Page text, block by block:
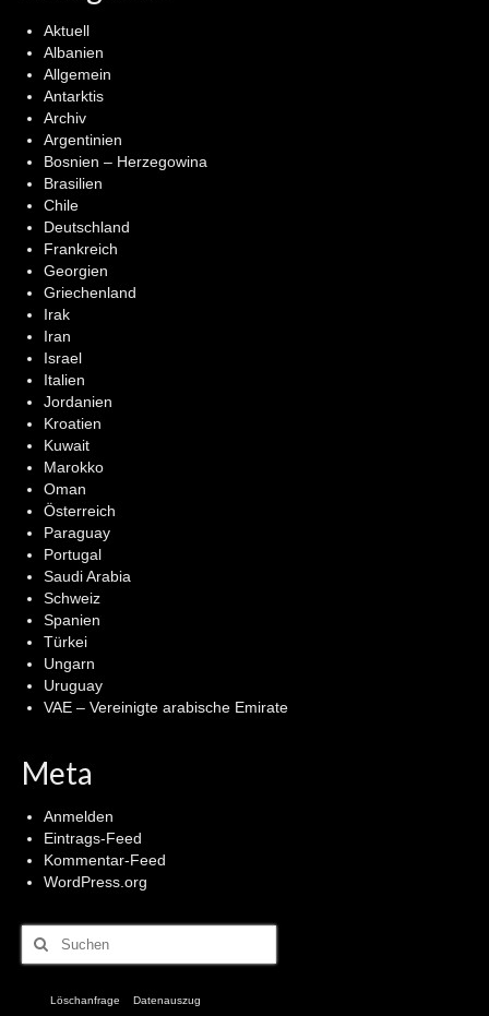
Aktuell
Albanien
Allgemein
Antarktis
Archiv
Argentinien
Bosnien – Herzegowina
Brasilien
Chile
Deutschland
Frankreich
Georgien
Griechenland
Irak
Iran
Israel
Italien
Jordanien
Kroatien
Kuwait
Marokko
Oman
Österreich
Paraguay
Portugal
Saudi Arabia
Schweiz
Spanien
Türkei
Ungarn
Uruguay
VAE – Vereinigte arabische Emirate
Meta
Anmelden
Eintrags-Feed
Kommentar-Feed
WordPress.org
Suchen
nach:
Löschanfrage Datenauszug